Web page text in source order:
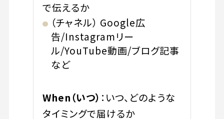
で伝えるか
（チャネル） Google広
告/Instagramリー
ル/YouTube動画/ブログ記事
など
When（いつ） ：いつ、どのような
タイミングで届けるか